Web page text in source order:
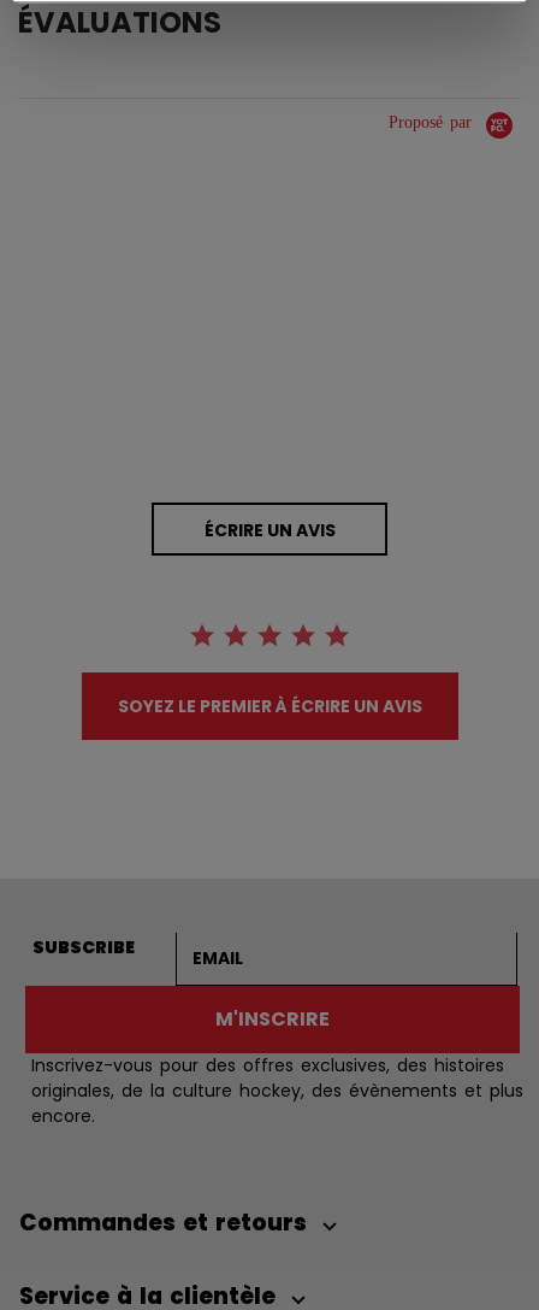
ÉVALUATIONS
Proposé par
ÉCRIRE UN AVIS
SOYEZ LE PREMIER À ÉCRIRE UN AVIS
SUBSCRIBE
M'INSCRIRE
Inscrivez-vous pour des offres exclusives, des histoires
originales, de la culture hockey, des évènements et plus
encore.
Commandes et retours
Service à la clientèle